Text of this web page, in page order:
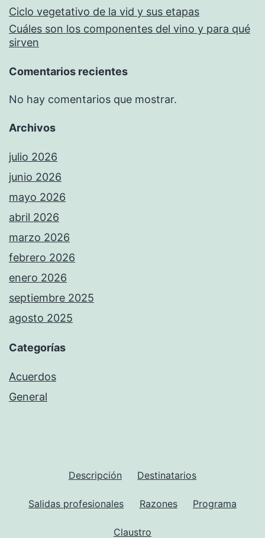
Ciclo vegetativo de la vid y sus etapas
Cuáles son los componentes del vino y para qué
sirven
Comentarios recientes
No hay comentarios que mostrar.
Archivos
julio 2026
junio 2026
mayo 2026
abril 2026
marzo 2026
febrero 2026
enero 2026
septiembre 2025
agosto 2025
Categorías
Acuerdos
General
Descripción Destinatarios
Salidas profesionales Razones Programa
Claustro